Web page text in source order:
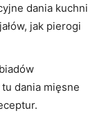
dania kuchni
jak pierogi
dania mięsne